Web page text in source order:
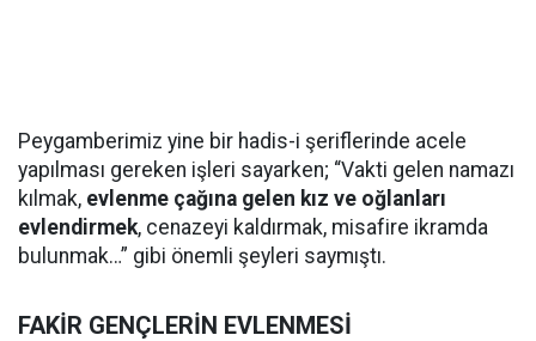
Peygamberimiz yine bir hadis-i şeriflerinde acele
yapılması gereken işleri sayarken; “Vakti gelen namazı
kılmak, evlenme çağına gelen kız ve oğlanları
evlendirmek, cenazeyi kaldırmak, misafire ikramda
bulunmak…” gibi önemli şeyleri saymıştı.
FAKİR GENÇLERİN EVLENMESİ